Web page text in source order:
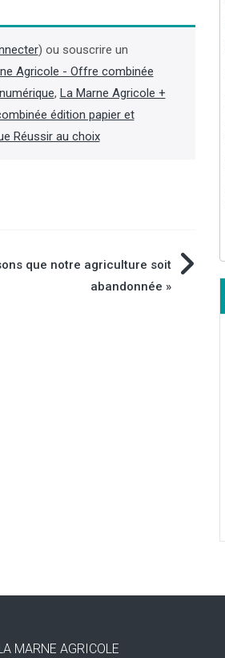
) ou souscrire un
Agricole - Offre combinée
, La Marne Agricole +
édition papier et
Réussir au choix
que notre agriculture soit
abandonnée »
projet de 2,5 Md$ pour stimuler
la production de biogaz
L'Inde a approuvé le 6 août un
programme de biogaz de 2,5 Md$
visant à augmenter fortement la
production nationale de carburants
propres, après que les pénuries liées
MARNE AGRICOLE